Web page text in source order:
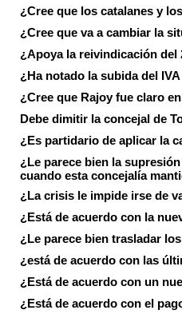
¿Cree que los catalanes y
¿Cree que va a cambiar la
¿Apoya la reivindicación del
¿Ha notado la subida del
¿Cree que Rajoy fue claro
Debe dimitir la concejal de
¿Es partidario de aplicar la
¿Le parece bien la
cuando esta concejalía
¿La crisis le impide irse de
¿Está de acuerdo con la
¿Le parece bien trasladar
¿está de acuerdo con las
¿Está de acuerdo con un
¿Está de acuerdo con el